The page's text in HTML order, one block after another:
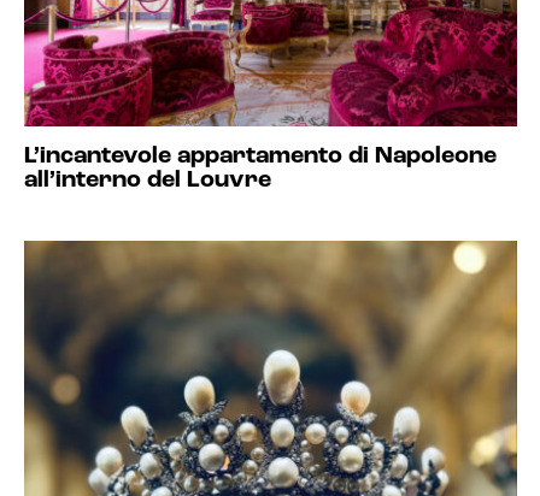
L’incantevole appartamento di Napoleone
all’interno del Louvre